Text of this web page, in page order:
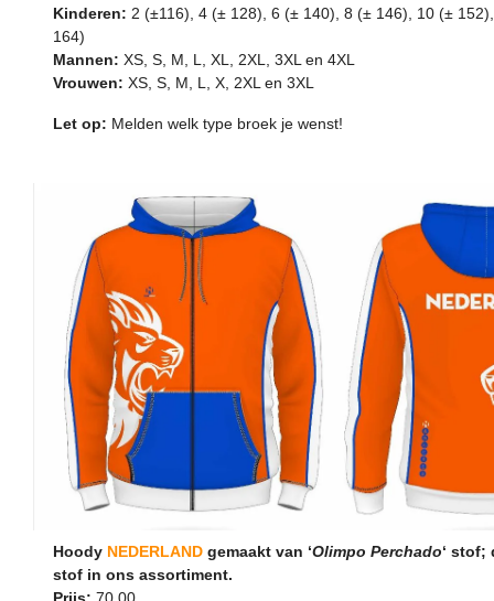
Kinderen: 2 (±116), 4 (± 128), 6 (± 140), 8 (± 146), 10 (±
164)
Mannen: XS, S, M, L, XL, 2XL, 3XL en 4XL
Vrouwen: XS, S, M, L, X, 2XL en 3XL
Let op: Melden welk type broek je wenst!
Hoody NEDERLAND gemaakt van ‘Olimpo Perchado‘ stof;
stof in ons assortiment.